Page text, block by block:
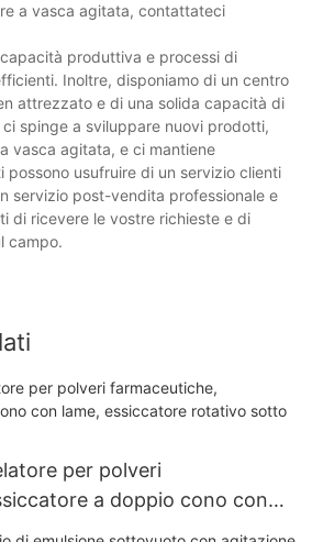
a vasca agitata, contattateci
produttiva e processi di
Inoltre, disponiamo di un centro
attrezzato e di una solida capacità di
spinge a sviluppare nuovi prodotti,
vasca agitata, e ci mantiene
possono usufruire di un servizio clienti
servizio post-vendita professionale e
di ricevere le vostre richieste e di
campo.
per polveri
a doppio cono con
sotto vuoto a doppio